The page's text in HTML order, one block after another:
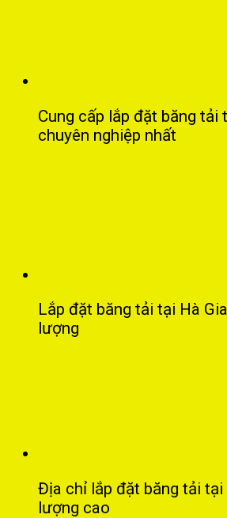
Cung cấp lắp đặt băng tải
chuyên nghiệp nhất
Lắp đặt băng tải tại Hà
lượng
Địa chỉ lắp đặt băng tải tại
lượng cao